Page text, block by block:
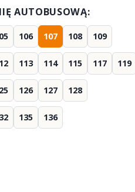
AUTOBUSOWĄ:
106 107 108 109
113 114 115 117 119
126 127 128
135 136